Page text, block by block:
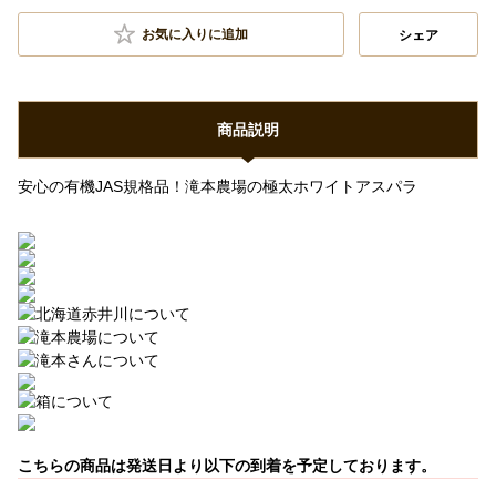
お気に入りに追加 シェア
商品説明
安心の有機JAS規格品！滝本農場の極太ホワイトアスパラ
こちらの商品は発送日より以下の到着を予定しております。